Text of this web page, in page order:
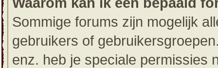
Sommige forums zijn mogelijk
gebruikers of
enz. heb je speciale permissies